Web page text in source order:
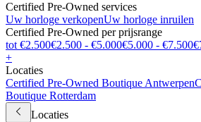
Certified Pre-Owned services
Uw horloge verkopenUw horloge inruilen
Certified Pre-Owned per prijsrange
tot €2.500€2.500 - €5.000€5.000 - €7.500
+
Locaties
Certified Pre-Owned Boutique Antwerpen
Boutique Rotterdam
Locaties